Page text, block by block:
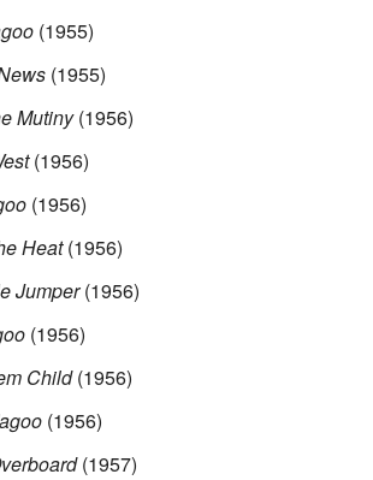
(1955)
(1955)
Mutiny(1956)
(1956)
(1956)
Heat(1956)
Jumper(1956)
(1956)
Child(1956)
(1956)
(1957)